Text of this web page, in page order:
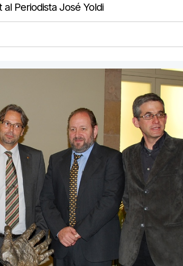
Periodista José Yoldi